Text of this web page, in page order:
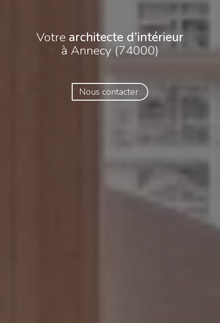
Votre architecte d’intérieur
à Annecy (74000)
Nous contacter